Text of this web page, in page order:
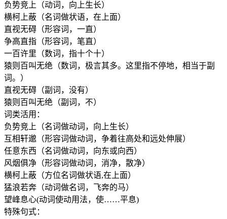
负势竞上（动词，向上生长）
横柯上蔽（名词做状语，在上面）
直视无碍（形容词，一直）
争高直指（形容词，笔直）
一百许里（数词，指十个十）
猿则百叫无绝（数词，极言其多。这里指不停地，相当于副
词。）
直视无碍（副词，没有）
猿则百叫无绝（副词，不）
词类活用：
负势竞上（名词做动词，向上生长）
互相轩邈（形容词做动词，争着往高处和远处伸展）
任意东西（名词做动词，向东或向西）
风烟俱净（形容词做动词，消净，散净）
横柯上蔽（方位名词做状语,在上面）
猛浪若奔（动词做名词，飞奔的马）
望峰息心(动词使动用法，使……平息)
特殊句式：